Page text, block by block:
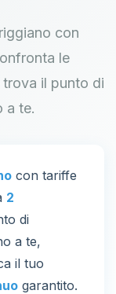
con
le
il punto di
a te.
con tariffe
2
di
a te,
il tuo
garantito.